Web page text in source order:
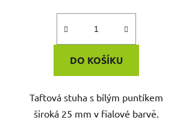
DO KOŠÍKU
Taftová stuha s bílým puntíkem
široká 25 mm v fialové barvě.